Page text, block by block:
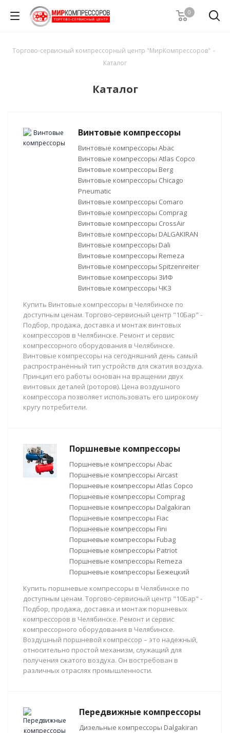
0
Торгово-сервисный компрессорный центр "МирКомпрессоров" -
Каталог
Каталог
Винтовые компрессоры
Винтовые компрессоры Abac
Винтовые компрессоры Atlas Copco
Винтовые компрессоры Berg
Винтовые компрессоры Chicago
Pneumatic
Винтовые компрессоры Comaro
Винтовые компрессоры Comprag
Винтовые компрессоры CrossAir
Винтовые компрессоры DALGAKIRAN
Винтовые компрессоры Dali
Винтовые компрессоры Remeza
Винтовые компрессоры Spitzenreiter
Винтовые компрессоры ЗИФ
Винтовые компрессоры ЧКЗ
Купить Винтовые компрессоры в Челябинске по
доступным ценам. Торгово-сервисный центр "10Бар" -
Подбор, продажа, доставка и монтаж винтовых
компрессоров в Челябинске. Ремонт и сервис
компрессорного оборудования в Челябинске.
Винтовые компрессоры на сегодняшний день самый
распространённый тип устройств для сжатия воздуха.
Принцип его работы основан на вращении двух
винтовых деталей (роторов). Цена воздушного
компрессора позволяет использовать его широкому
кругу потребители.
Поршневые компрессоры
Поршневые компрессоры Abac
Поршневые компрессоры Aircast
Поршневые компрессоры Atlas Copco
Поршневые компрессоры Comprag
Поршневые компрессоры Dalgakiran
Поршневые компрессоры Fiac
Поршневые компрессоры Fini
Поршневые компрессоры Fubag
Поршневые компрессоры Patriot
Поршневые компрессоры Remeza
Поршневые компрессоры Бежецкий
Купить поршневые компрессоры в Челябинске по
доступным ценам. Торгово-сервисный центр "10Бар" -
Подбор, продажа, доставка и монтаж поршневых
компрессоров в Челябинске. Ремонт и сервис
компрессорного оборудования в Челябинске.
Воздушный поршневой компрессор – это надежный,
относительно простой механизм, служащий для
получения сжатого воздуха. Он востребован в
различных отраслях промышленности.
Передвижные компрессоры
Дизельные компрессоры Dalgakiran